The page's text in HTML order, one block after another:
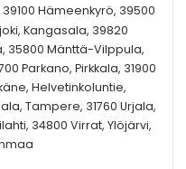
Hämeenkyrö, 39500
Kangasala, 39820
35800 Mänttä-Vilppula,
Parkano, Pirkkala, 31900
Helvetinkoluntie,
Tampere, 31760 Urjala,
34800 Virrat, Ylöjärvi,